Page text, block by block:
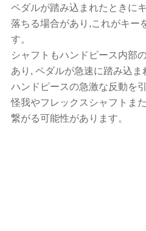
ペダルが踏み込まれたときに
落ちる場合があり,これがキー
す。
シャフトもハンドピース内部
あり, ペダルが急速に踏み込
ハンドピースの急激な反動を
怪我やフレックスシャフトま
繋がる可能性があります。